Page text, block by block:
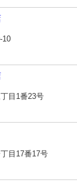
10
目1番23号
目17番17号